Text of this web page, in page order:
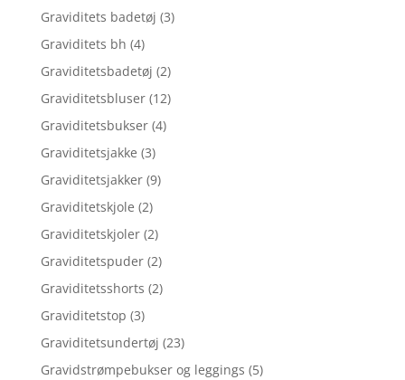
Graviditets badetøj (3)
Graviditets bh (4)
Graviditetsbadetøj (2)
Graviditetsbluser (12)
Graviditetsbukser (4)
Graviditetsjakke (3)
Graviditetsjakker (9)
Graviditetskjole (2)
Graviditetskjoler (2)
Graviditetspuder (2)
Graviditetsshorts (2)
Graviditetstop (3)
Graviditetsundertøj (23)
Gravidstrømpebukser og leggings (5)